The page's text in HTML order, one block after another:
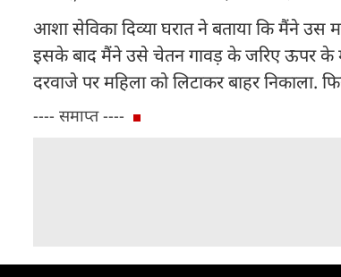
आशा सेविका दिव्या घरात ने बताया कि मैंने उस
इसके बाद मैंने उसे चेतन गावड़ के जरिए ऊपर के
दरवाजे पर महिला को लिटाकर बाहर निकाला.
---- समाप्त ----